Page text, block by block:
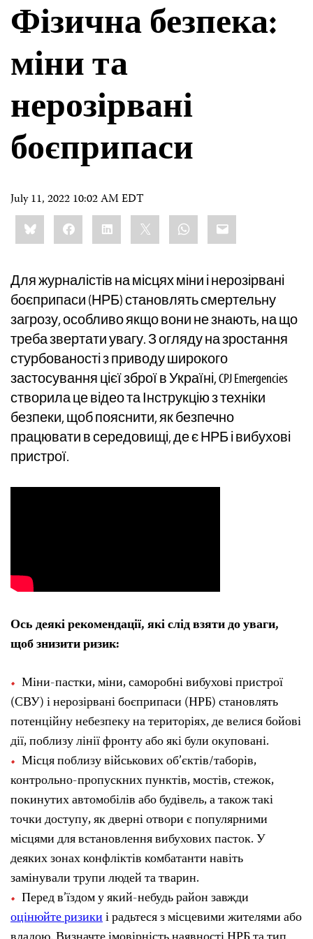
Фізична безпека:
міни та
нерозірвані
боєприпаси
July 11, 2022 10:02 AM EDT
Share
this:BlueskyFacebookLinkedIn WhatsApp
Email
Для журналістів на місцях міни і нерозірвані
боєприпаси (НРБ) становлять смертельну
загрозу, особливо якщо вони не знають, на що
треба звертати увагу. З огляду на зростання
стурбованості з приводу широкого
застосування цієї зброї в Україні, CPJ Emergencies
створила це відео та Інструкцію з техніки
безпеки, щоб пояснити, як безпечно
працювати в середовищі, де є НРБ і вибухові
пристрої.
Ось деякі рекомендації, які слід взяти до уваги,
щоб знизити ризик:
Міни-пастки, міни, саморобні вибухові пристрої
(СВУ) і нерозірвані боєприпаси (НРБ) становлять
потенційну небезпеку на територіях, де велися бойові
дії, поблизу лінії фронту або які були окуповані.
Місця поблизу військових об’єктів/таборів,
контрольно-пропускних пунктів, мостів, стежок,
покинутих автомобілів або будівель, а також такі
точки доступу, як дверні отвори є популярними
місцями для встановлення вибухових пасток. У
деяких зонах конфліктів комбатанти навіть
замінували трупи людей та тварин.
Перед в’їздом у який-небудь район завжди
оцінюйте ризикиі радьтеся з місцевими жителями або